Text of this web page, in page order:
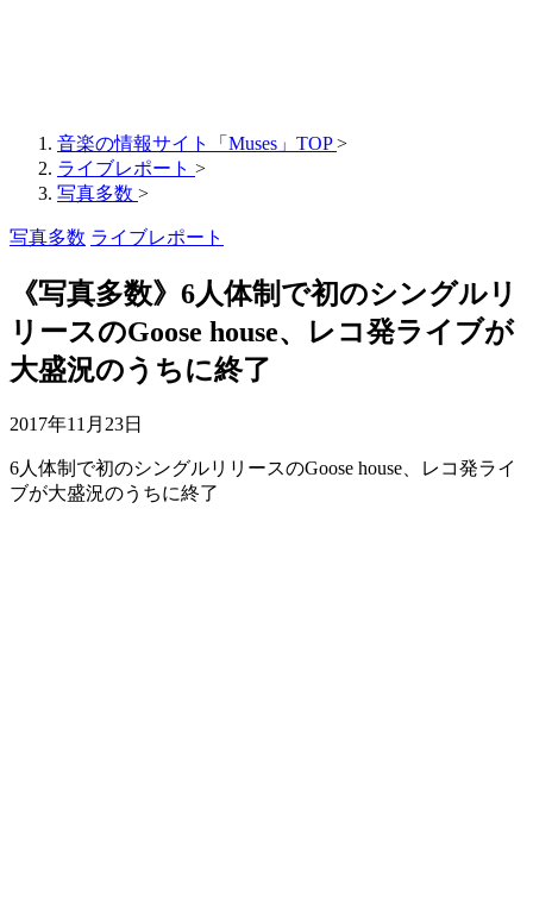
音楽の情報サイト「Muses」TOP >
ライブレポート >
写真多数 >
写真多数 ライブレポート
《写真多数》6人体制で初のシングルリ
リースのGoose house、レコ発ライブが
大盛況のうちに終了
2017年11月23日
6人体制で初のシングルリリースのGoose house、レコ発ライ
ブが大盛況のうちに終了